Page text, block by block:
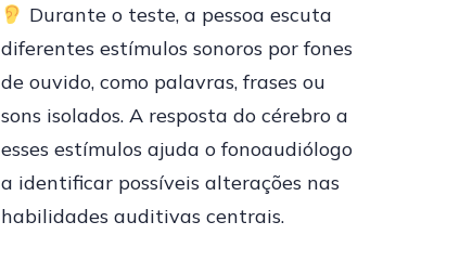
Durante o teste, a pessoa escuta
diferentes estímulos sonoros por fones
de ouvido, como palavras, frases ou
sons isolados. A resposta do cérebro a
esses estímulos ajuda o fonoaudiólogo
a identificar possíveis alterações nas
habilidades auditivas centrais.